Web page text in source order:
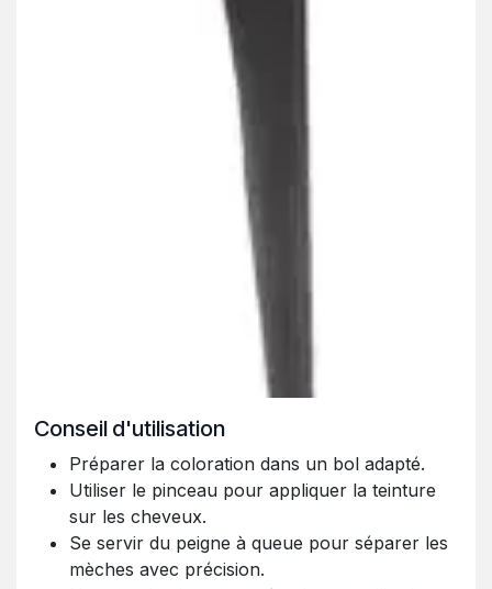
Conseil d'utilisation
Préparer la coloration dans un bol adapté.
Utiliser le pinceau pour appliquer la teinture
sur les cheveux.
Se servir du peigne à queue pour séparer les
mèches avec précision.